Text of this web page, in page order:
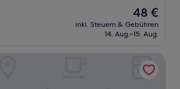
Der
Preis
beträgt
48 €
inkl. Steuern & Gebühren
14. Aug.–15. Aug.